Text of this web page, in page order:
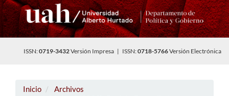
ISSN:0719-3432Versión Impresa | ISSN:0718-5766Versión Electrónica
Inicio
Archivos